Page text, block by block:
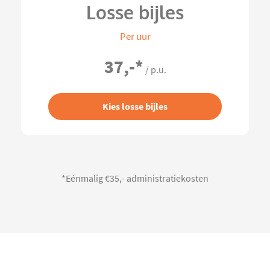
Losse bijles
Per uur
37,-* / p.u.
Kies losse bijles
*Eénmalig €35,- administratiekosten